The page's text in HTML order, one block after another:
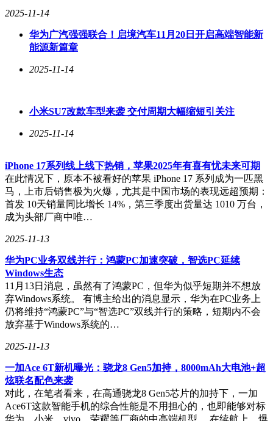
2025-11-14
华为广汽强强联合！启境汽车11月20日开启高端智能新
能源新篇章
2025-11-14
小米SU7改款车型来袭 交付周期大幅缩短引关注
2025-11-14
iPhone 17系列线上线下热销，苹果2025年有喜有忧未来可期
在此情况下，原本不被看好的苹果 iPhone 17 系列成为一匹黑
马，上市后销售极为火爆，尤其是中国市场的表现远超预期：
首发 10天销量同比增长 14%，第三季度出货量达 1010 万台，
成为头部厂商中唯…
2025-11-13
华为PC业务双线并行：鸿蒙PC加速突破，智选PC延续
Windows生态
11月13日消息，虽然有了鸿蒙PC，但华为似乎短期并不想放
弃Windows系统。 有博主给出的消息显示，华为在PC业务上
仍将维持“鸿蒙PC”与“智选PC”双线并行的策略，短期内不会
放弃基于Windows系统的…
2025-11-13
一加Ace 6T新机曝光：骁龙8 Gen5加持，8000mAh大电池+超
炫联名配色来袭
对此，在笔者看来，在高通骁龙8 Gen5芯片的加持下，一加
Ace6T这款智能手机的综合性能是不用担心的，也即能够对标
华为、小米、vivo、荣耀等厂商的中高端机型。 在续航上，爆